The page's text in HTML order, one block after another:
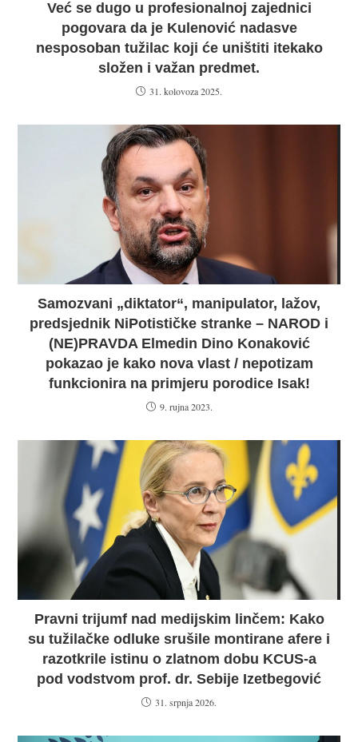
Već se dugo u profesionalnoj zajednici
pogovara da je Kulenović nadasve
nesposoban tužilac koji će uništiti itekako
složen i važan predmet.
31. kolovoza 2025.
Samozvani „diktator“, manipulator, lažov,
predsjednik NiPotističke stranke – NAROD i
(NE)PRAVDA Elmedin Dino Konaković
pokazao je kako nova vlast / nepotizam
funkcionira na primjeru porodice Isak!
9. rujna 2023.
Pravni trijumf nad medijskim linčem: Kako
su tužilačke odluke srušile montirane afere i
razotkrile istinu o zlatnom dobu KCUS-a
pod vodstvom prof. dr. Sebije Izetbegović
31. srpnja 2026.